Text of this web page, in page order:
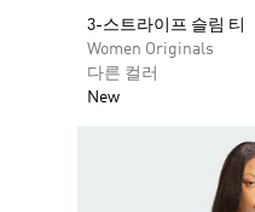
3-스트라이프 슬림 티
Women Originals
다른 컬러
New